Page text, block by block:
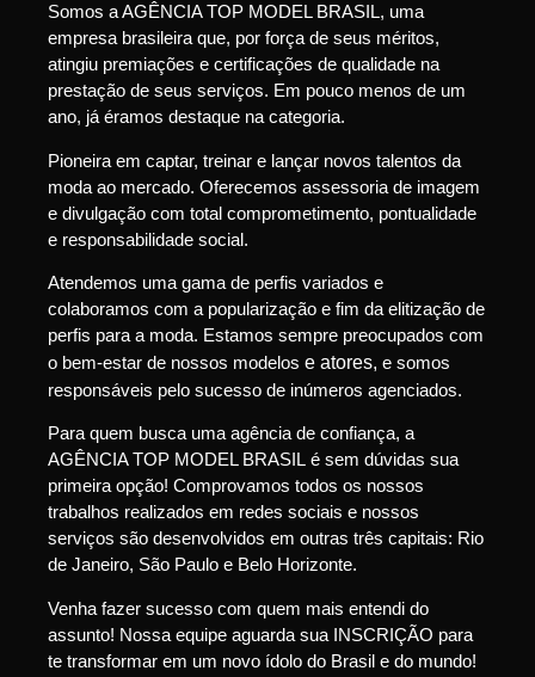
Somos a AGÊNCIA TOP MODEL BRASIL, uma
empresa brasileira que, por força de seus méritos,
atingiu premiações e certificações de qualidade na
prestação de seus serviços. Em pouco menos de um
ano, já éramos destaque na categoria.
Pioneira em captar, treinar e lançar novos talentos da
moda ao mercado. Oferecemos assessoria de imagem
e divulgação com total comprometimento, pontualidade
e responsabilidade social.
Atendemos uma gama de perfis variados e
colaboramos com a popularização e fim da elitização de
perfis para a moda. Estamos sempre preocupados com
o bem-estar de nossos modelos e atores, e somos
responsáveis pelo sucesso de inúmeros agenciados.
Para quem busca uma agência de confiança, a
AGÊNCIA TOP MODEL BRASIL é sem dúvidas sua
primeira opção! Comprovamos todos os nossos
trabalhos realizados em redes sociais e nossos
serviços são desenvolvidos em outras três capitais: Rio
de Janeiro, São Paulo e Belo Horizonte.
Venha fazer sucesso com quem mais entendi do
assunto! Nossa equipe aguarda sua INSCRIÇÃO para
te transformar em um novo ídolo do Brasil e do mundo!